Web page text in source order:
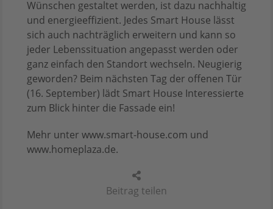
Beitrag teilen
Wünschen gestaltet werden, ist dazu nachhaltig
und energieeffizient. Jedes Smart House lässt
sich auch nachträglich erweitern und kann so
jeder Lebenssituation angepasst werden oder
ganz einfach den Standort wechseln. Neugierig
geworden? Beim nächsten Tag der offenen Tür
(16. September) lädt Smart House Interessierte
zum Blick hinter die Fassade ein!
Mehr unter www.smart-house.com und
www.homeplaza.de.